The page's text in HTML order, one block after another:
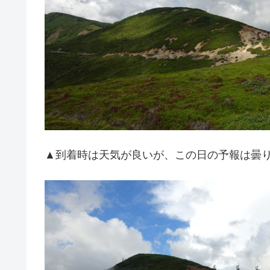
▲到着時は天気が良いが、この日の予報は曇